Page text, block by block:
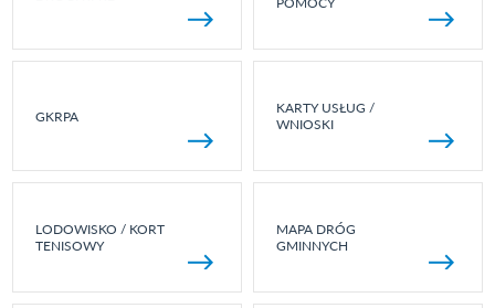
GKRPA
KARTY USŁUG /
WNIOSKI
LODOWISKO / KORT
TENISOWY
MAPA DRÓG
GMINNYCH